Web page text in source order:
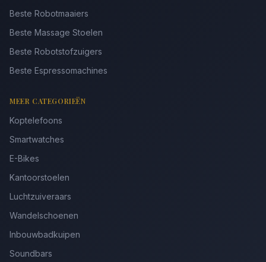
Beste Robotmaaiers
Beste Massage Stoelen
Beste Robotstofzuigers
Beste Espressomachines
MEER CATEGORIEËN
Koptelefoons
Smartwatches
E-Bikes
Kantoorstoelen
Luchtzuiveraars
Wandelschoenen
Inbouwbadkuipen
Soundbars